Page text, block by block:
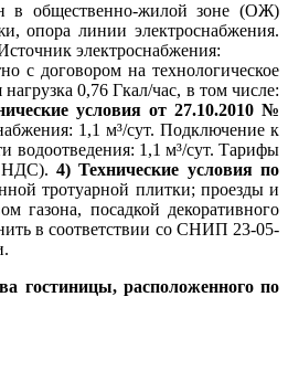
в общественно-жилой зоне (ОЖ)
опора линии электроснабжения.
электроснабжения:
с договором на технологическое
0,76 Гкал/час, в том числе:
условия от 27.10.2010 №
1,1 м³/сут. Подключение к
водоотведения: 1,1 м³/сут. Тарифы
НДС). 4) Технические условия по
тротуарной плитки; проезды и
газона, посадкой декоративного
в соответствии со СНИП 23-05-
гостиницы, расположенного по